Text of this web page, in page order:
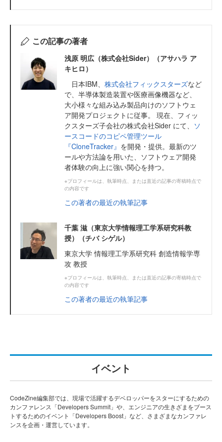
この記事の著者
浅原 明広（株式会社Sider）（アサハラ ア
キヒロ）
日本IBM、 株式会社フィックスターズなど
で、半導体製造装置や医療画像機器など、
大小様々な組み込み製品向けのソフトウェ
ア開発プロジェクトに従事。 現在、フィッ
クスターズ子会社の株式会社Sider にて、 ソ
ースコードのコピペ管理ツール
『CloneTracker』 を開発・提供。最新のツ
ールや方法論を用いた、ソフトウェア開発
者体験の向上に強い関心を持つ。
※プロフィールは、執筆時点、または直近の記事の寄稿時点で
の内容です
この著者の最近の執筆記事
千葉 滋（東京大学情報理工学系研究科教
授）（チバ シゲル）
東京大学 情報理工学系研究科 創造情報学専
攻 教授
※プロフィールは、執筆時点、または直近の記事の寄稿時点で
の内容です
この著者の最近の執筆記事
イベント
CodeZine編集部では、現場で活躍するデベロッパーをスターにするための
カンファレンス「Developers Summit」や、エンジニアの生きざまをブース
トするためのイベント「Developers Boost」など、さまざまなカンファレ
ンスを企画・運営しています。